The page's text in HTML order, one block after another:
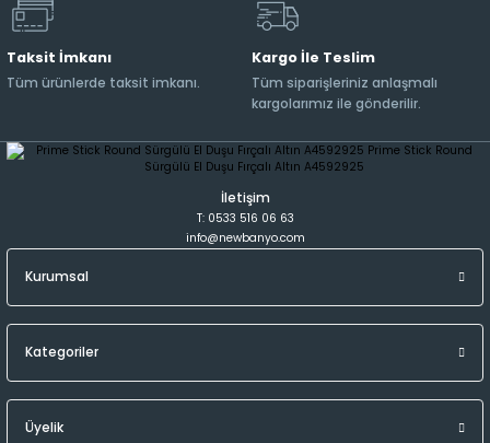
Taksit İmkanı
Tüm ürünlerde taksit imkanı.
Kargo İle Teslim
Tüm siparişleriniz anlaşmalı
kargolarımız ile gönderilir.
İletişim
T: 0533 516 06 63
info@newbanyo.com
Kurumsal
Kategoriler
Üyelik